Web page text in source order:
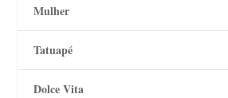
Mulher
Tatuapé
Dolce Vita